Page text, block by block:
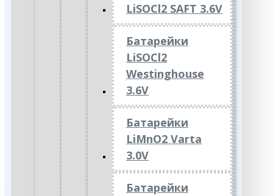
LiSOCl2 SAFT 3.6V
Батарейки
LiSOCl2
Westinghouse
3.6V
Батарейки
LiMnO2 Varta
3.0V
Батарейки